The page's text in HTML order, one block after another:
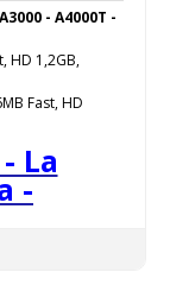
- A4000T -
HD 1,2GB,
Fast, HD
La
-